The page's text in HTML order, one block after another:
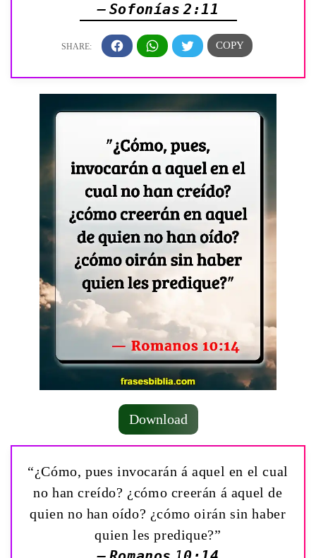
— Sofonías 2:11
Download
“¿Cómo, pues invocarán á aquel en el cual
no han creído? ¿cómo creerán á aquel de
quien no han oído? ¿cómo oirán sin haber
quien les predique?”